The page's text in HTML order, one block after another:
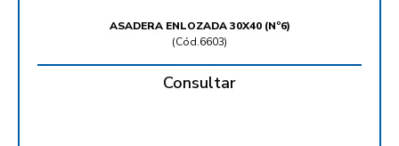
ASADERA ENLOZADA 30X40 (Nº6)
(Cód.6603)
Consultar